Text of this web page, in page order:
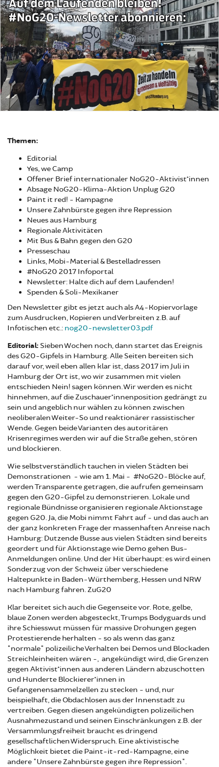
Themen:
Editorial
Yes, we Camp
Offener Brief internationaler NoG20-Aktivist*innen
Absage NoG20-Klima-Aktion Unplug G20
Paint it red! - Kampagne
Unsere Zahnbürste gegen ihre Repression
Neues aus Hamburg
Regionale Aktivitäten
Mit Bus & Bahn gegen den G20
Presseschau
Links, Mobi-Material & Bestelladressen
#NoG20 2017 Infoportal
Newsletter: Halte dich auf dem Laufenden!
Spenden & Soli-Mexikaner
Den Newsletter gibt es jetzt auch als A4-Kopiervorlage
zum Ausdrucken, Kopieren und Verbreiten z.B. auf
Infotischen etc.: nog20-newsletter03.pdf
Editorial: Sieben Wochen noch, dann startet das Ereignis
des G20-Gipfels in Hamburg. Alle Seiten bereiten sich
darauf vor, weil eben allen klar ist, dass 2017 im Juli in
Hamburg der Ort ist, wo wir zusammen mit vielen
entschieden Nein! sagen können. Wir werden es nicht
hinnehmen, auf die Zuschauer*innenposition gedrängt zu
sein und angeblich nur wählen zu können zwischen
neoliberalen Weiter-So und reaktionärer rassistischer
Wende. Gegen beide Varianten des autoritären
Krisenregimes werden wir auf die Straße gehen, stören
und blockieren.
Wie selbstverständlich tauchen in vielen Städten bei
Demonstrationen - wie am 1. Mai - #NoG20-Blöcke auf,
werden Transparente getragen, die aufrufen gemeinsam
gegen den G20-Gipfel zu demonstrieren. Lokale und
regionale Bündnisse organisieren regionale Aktionstage
gegen G20. Ja, die Mobi nimmt Fahrt auf - und das auch an
der ganz konkreten Frage der massenhaften Anreise nach
Hamburg: Dutzende Busse aus vielen Städten sind bereits
geordert und für Aktionstage wie Demo gehen Bus-
Anmeldungen online. Und der Hit überhaupt: es wird einen
Sonderzug von der Schweiz über verschiedene
Haltepunkte in Baden-Würthemberg, Hessen und NRW
nach Hamburg fahren. ZuG20
Klar bereitet sich auch die Gegenseite vor. Rote, gelbe,
blaue Zonen werden abgesteckt, Trumps Bodyguards und
ihre Schiesswut müssen für massive Drohungen gegen
Protestierende herhalten - so als wenn das ganz
"normale" polizeiliche Verhalten bei Demos und Blockaden
Streichleinheiten wären -, angekündigt wird, die Grenzen
gegen Aktivist*innen aus anderen Ländern abzuschotten
und Hunderte Blockierer*innen in
Gefangenensammelzellen zu stecken - und, nur
beispielhaft, die Obdachlosen aus der Innenstadt zu
vertreiben. Gegen diesen angekündigten polizeilichen
Ausnahmezustand und seinen Einschränkungen z.B. der
Versammlungsfreiheit braucht es dringend
gesellschaftlichen Widerspruch. Eine aktivistische
Möglichkeit bietet die Paint-it-red-Kampagne, eine
andere "Unsere Zahnbürste gegen ihre Repression".